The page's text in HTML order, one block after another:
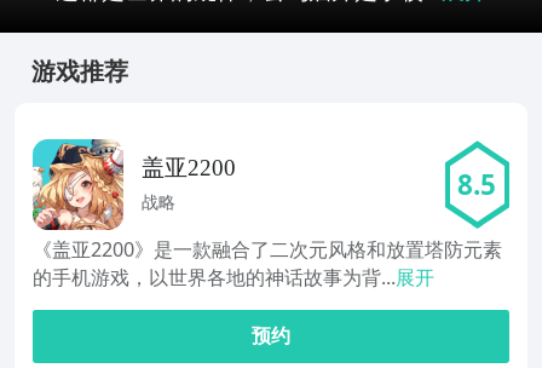
游戏推荐
盖亚2200
战略 8.5
《盖亚2200》是一款融合了二次元风格和放置塔防元素
的手机游戏，以世界各地的神话故事为背...展开
预约